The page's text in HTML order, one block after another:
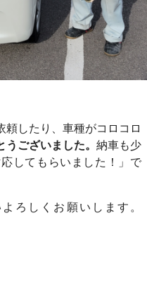
頼したり、車種がコロコロ
ございました。 納車も少
してもらいました！」で
ろしくお願いします。